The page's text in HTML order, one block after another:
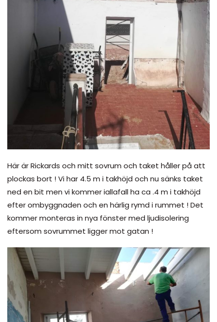
Här är Rickards och mitt sovrum och taket håller på att
plockas bort ! Vi har 4.5 m i takhöjd och nu sänks taket
ned en bit men vi kommer iallafall ha ca .4 m i takhöjd
efter ombyggnaden och en härlig rymd i rummet ! Det
kommer monteras in nya fönster med ljudisolering
eftersom sovrummet ligger mot gatan !